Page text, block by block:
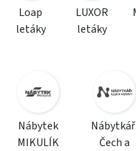
Loap
letáky
LUXOR
letáky
Nábytek
MIKULÍK
Čech a